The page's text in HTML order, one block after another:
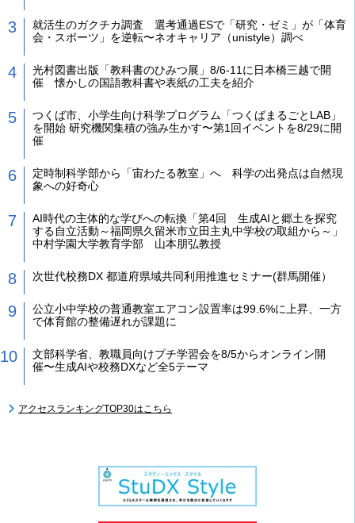
就活生のガクチカ調査 選考通過ESで「研究・ゼミ」が「体育
会・スポーツ」を逆転〜ネオキャリア（unistyle）調べ
光村図書出版「教科書のひみつ展」8/6-11に日本橋三越で開
催 懐かしの国語教科書や表紙の工夫を紹介
つくば市、小学生向け科学プログラム「つくばまるごとLAB」
を開始 研究機関集積の強み生かす〜第1回イベントを8/29に開
催
定時制科学部から「宙わたる教室」へ 科学の出発点は自然現
象への好奇心
AI時代の主体的な学びへの転換「第4回 生成AIと郷土を探究
する自立活動～福岡県久留米市立田主丸中学校の取組から～」
中村学園大学教育学部 山本朋弘教授
次世代校務DX 都道府県域共同利用推進セミナー(群馬開催）
公立小中学校の普通教室エアコン設置率は99.6%に上昇、一方
で体育館の整備遅れが課題に
文部科学省、教職員向けプチ学習会を8/5からオンライン開
催〜生成AIや校務DXなど全5テーマ
アクセスランキングTOP30はこちら